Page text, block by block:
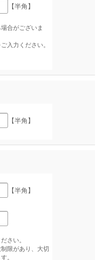
【半角】
合がございま
入力ください。
【半角】
【半角】
さい。
限があり、大切
。